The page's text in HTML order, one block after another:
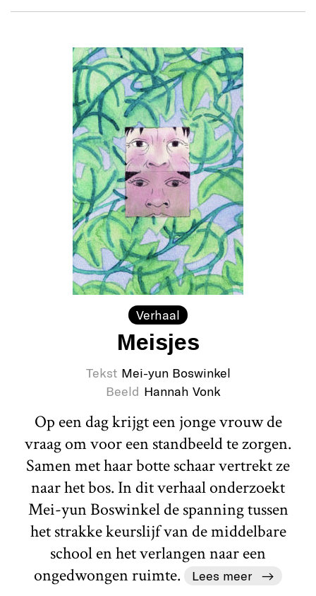
Verhaal
Meisjes
Tekst Mei-yun Boswinkel
Beeld Hannah Vonk
Op een dag krijgt een jonge vrouw de
vraag om voor een standbeeld te zorgen.
Samen met haar botte schaar vertrekt ze
naar het bos. In dit verhaal onderzoekt
Mei-yun Boswinkel de spanning tussen
het strakke keurslijf van de middelbare
school en het verlangen naar een
ongedwongen ruimte.
Lees meer